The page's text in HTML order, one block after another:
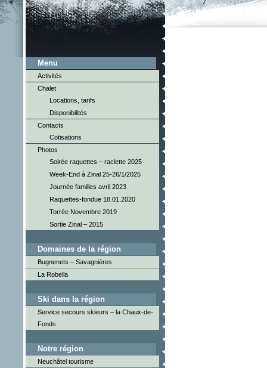
Menu
Activités
Chalet
Locations, tarifs
Disponibilités
Contacts
Cotisations
Photos
Soirée raquettes – raclette 2025
Week-End à Zinal 25-26/1/2025
Journée familles avril 2023
Raquettes-fondue 18.01.2020
Torrée Novembre 2019
Sortie Zinal – 2015
Domaines de la région
Bugnenets – Savagnières
La Robella
Ski dans la région
Service secours skieurs – la Chaux-de-
Fonds
Notre région
Neuchâtel tourisme